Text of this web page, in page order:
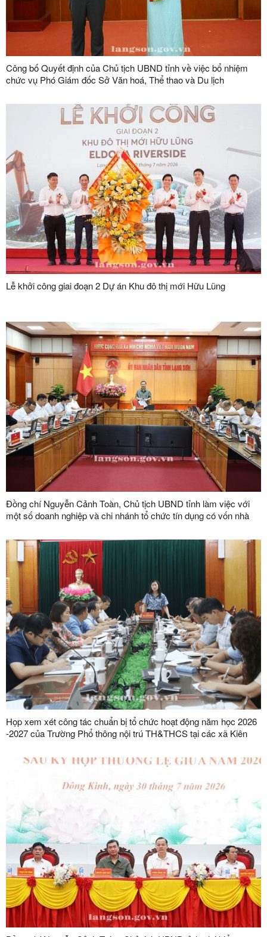
Công bố Quyết định của Chủ tịch UBND tỉnh về việc bổ nhiệm
chức vụ Phó Giám đốc Sở Văn hoá, Thể thao và Du lịch
Lễ khởi công giai đoạn 2 Dự án Khu đô thị mới Hữu Lũng
Đồng chí Nguyễn Cảnh Toàn, Chủ tịch UBND tỉnh làm việc với
một số doanh nghiệp và chi nhánh tổ chức tín dụng có vốn nhà
Họp xem xét công tác chuẩn bị tổ chức hoạt động năm học 2026
-2027 của Trường Phổ thông nội trú TH&THCS tại các xã Kiên